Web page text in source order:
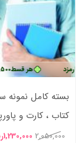
هر قسط307,500ریال
بسته کامل نمونه
کتاب ، کارت و
2,050,000 قیمت
1,230,000